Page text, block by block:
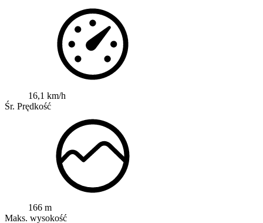
16,1 km/h
Śr. Prędkość
166 m
Maks. wysokość